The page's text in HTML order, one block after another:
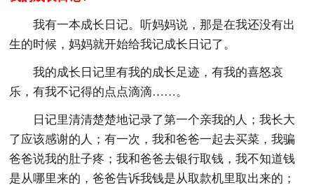
我有一本成长日记。听妈妈说，那是在我还没有出
生的时候，妈妈就开始给我记成长日记了。
我的成长日记里有我的成长足迹，有我的喜怒哀
乐，有我不记得的点点滴滴……。
日记里清清楚楚地记录了第一个亲我的人；我长大
了应该感谢的人；有一次，我和爸爸一起去买菜，我骗
爸爸说我的肚子疼；我和爸爸去银行取钱，我不知道钱
是从哪里来的，爸爸告诉我钱是从取款机里取出来的；